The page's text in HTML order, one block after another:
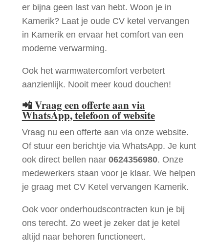
er bijna geen last van hebt. Woon je in
Kamerik? Laat je oude CV ketel vervangen
in Kamerik en ervaar het comfort van een
moderne verwarming.
Ook het warmwatercomfort verbetert
aanzienlijk. Nooit meer koud douchen!
📲Vraag een offerte aan via
WhatsApp, telefoon of website
Vraag nu een offerte aan via onze website.
Of stuur een berichtje via WhatsApp. Je kunt
ook direct bellen naar 0624356980. Onze
medewerkers staan voor je klaar. We helpen
je graag met CV Ketel vervangen Kamerik.
Ook voor onderhoudscontracten kun je bij
ons terecht. Zo weet je zeker dat je ketel
altijd naar behoren functioneert.